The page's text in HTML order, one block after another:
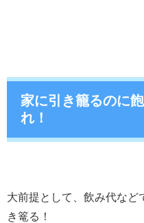
家に引き籠るのに
れ！
大前提として、飲み代など
き篭る！